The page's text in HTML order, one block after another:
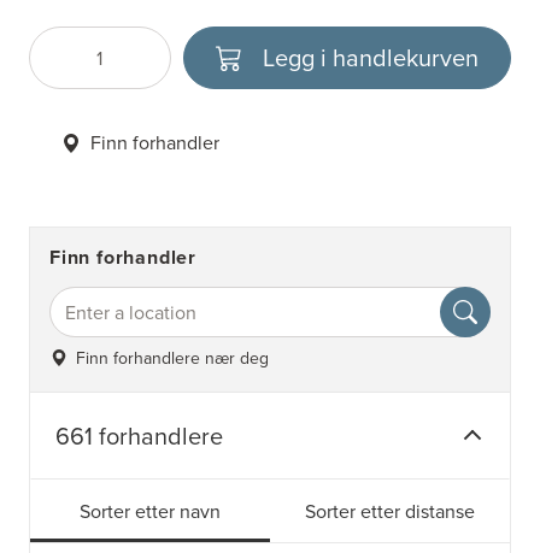
Antall
Velg enhet Legg i handlekurven
Finn forhandler
Finn forhandler
Finn forhandlere nær deg
661 forhandlere
Sorter etter navn Sorter etter distanse